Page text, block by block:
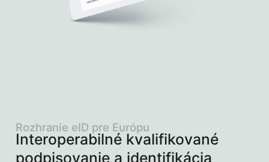
Interoperabilné kvalifikované
podpisovanie a identifikácia
Rozhranie eID pre Európu